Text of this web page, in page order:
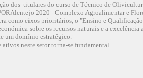
dos titulares do curso de Técnico de
2020 - Complexo Agroalimentar e
como eixos prioritários, o "Ensino e
sobre os recursos naturais e a
um domínio estratégico.
neste setor torna-se fundamental.